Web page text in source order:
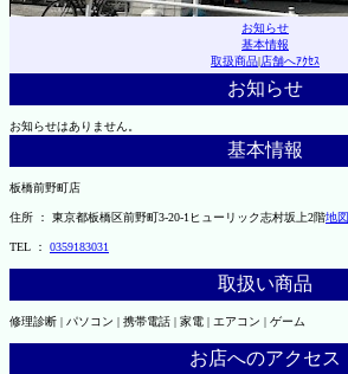
お知らせ
基本情報
取扱商品|店舗へｱｸｾｽ
お知らせ
お知らせはありません。
基本情報
板橋前野町店
住所 ： 東京都板橋区前野町3-20-1ヒューリック志村坂上2階地図
TEL ： 0359183031
取扱い商品
修理診断 | パソコン | 携帯電話 | 家電 | エアコン | ゲーム
お店へのアクセス